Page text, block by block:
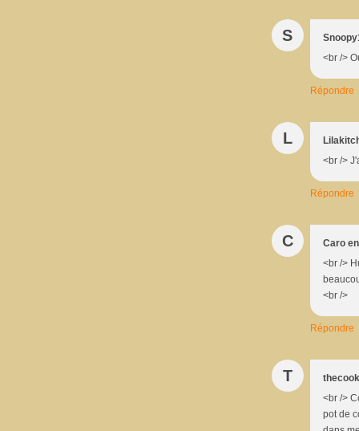
S
<br />
Répondre
L
<br />
Répondre
C
Caro
<br />
<br />
Répondre
T
<br />
pot de